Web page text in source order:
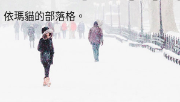
依瑪貓的部落格。